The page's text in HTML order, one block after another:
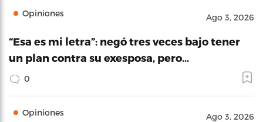
Opiniones Ago 3, 2026
“Esa es mi letra”: negó tres veces bajo tener
un plan contra su exesposa, pero…
0
Opiniones Ago 3, 2026